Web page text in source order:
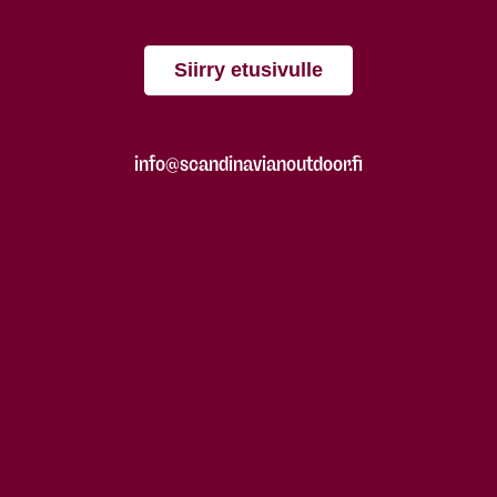
Siirry etusivulle
info@scandinavianoutdoor.fi